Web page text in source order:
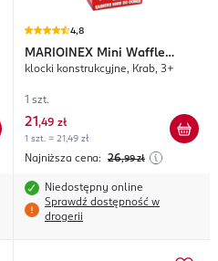
4,8
MARIOINEX Mini Waffle
Pocket Pets
klocki konstrukcyjne, Krab, 3+
1 szt.
21 ,49 zł
1 szt. = 21,49 zł
Najniższa cena: 26,99 zł
Niedostępny online
Sprawdź dostępność w
drogerii